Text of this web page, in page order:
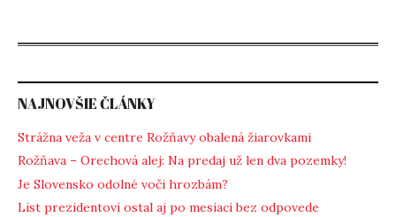
NAJNOVŠIE ČLÁNKY
Strážna veža v centre Rožňavy obalená žiarovkami
Rožňava – Orechová alej: Na predaj už len dva pozemky!
Je Slovensko odolné voči hrozbám?
List prezidentovi ostal aj po mesiaci bez odpovede